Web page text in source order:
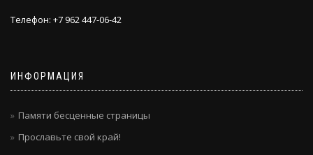
Телефон: +7 962 447-06-42
ИНФОРМАЦИЯ
Памяти бесценные страницы
Прославьте свой край!